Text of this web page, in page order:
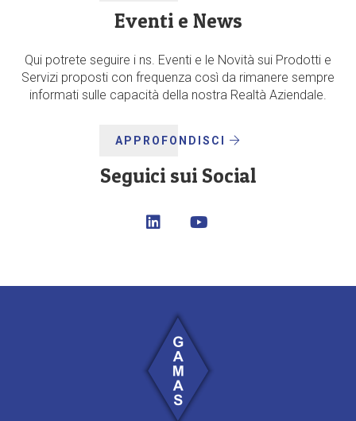
Eventi e News
Qui potrete seguire i ns. Eventi e le Novità sui Prodotti e
Servizi proposti con frequenza così da rimanere sempre
informati sulle capacità della nostra Realtà Aziendale.
APPROFONDISCI
Seguici sui Social